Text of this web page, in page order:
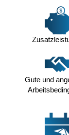
Gute und